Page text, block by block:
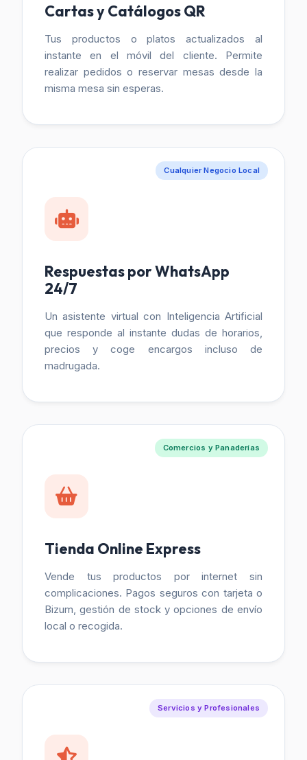
Cartas y Catálogos QR
Tus productos o platos actualizados al
instante en el móvil del cliente. Permite
realizar pedidos o reservar mesas desde la
misma mesa sin esperas.
Cualquier Negocio Local
Respuestas por WhatsApp
24/7
Un asistente virtual con Inteligencia Artificial
que responde al instante dudas de horarios,
precios y coge encargos incluso de
madrugada.
Comercios y Panaderías
Tienda Online Express
Vende tus productos por internet sin
complicaciones. Pagos seguros con tarjeta o
Bizum, gestión de stock y opciones de envío
local o recogida.
Servicios y Profesionales